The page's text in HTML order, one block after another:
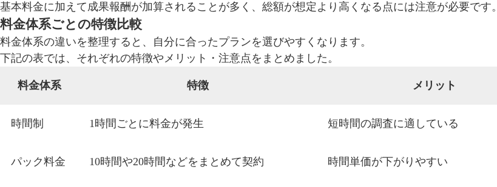
基本料金に加えて成果報酬が加算されることが多く、総額が想定より高くなる点には注意が必要です。
料金体系ごとの特徴比較
料金体系の違いを整理すると、自分に合ったプランを選びやすくなります。
下記の表では、それぞれの特徴やメリット・注意点をまとめました。
料金体系 特徴 メリット
時間制 1時間ごとに料金が発生 短時間の調査に適している
パック料金 10時間や20時間などをまとめて契約 時間単価が下がりやすい